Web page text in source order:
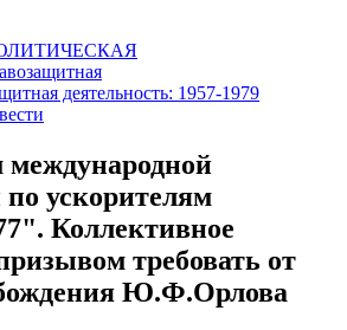
деятельность: 1957-1979
ускорителям
Коллективное
требовать от
Ю.Ф.Орлова